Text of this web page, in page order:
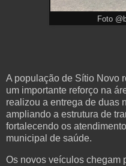
Foto
A população de Sítio Novo
um importante reforço na
realizou a entrega de duas
ampliando a estrutura de
fortalecendo os
municipal de saúde.
Os novos veículos chegam